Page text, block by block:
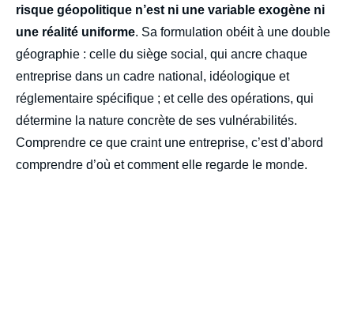
risque géopolitique n’est ni une variable exogène ni
une réalité uniforme. Sa formulation obéit à une double
géographie : celle du siège social, qui ancre chaque
entreprise dans un cadre national, idéologique et
réglementaire spécifique ; et celle des opérations, qui
détermine la nature concrète de ses vulnérabilités.
Comprendre ce que craint une entreprise, c’est d’abord
comprendre d’où et comment elle regarde le monde.